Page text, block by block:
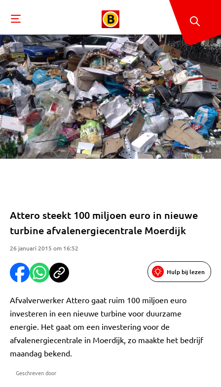
Attero steekt 100 miljoen euro in nieuwe
turbine afvalenergiecentrale Moerdijk
26 januari 2015 om 16:52
Hulp bij lezen
Afvalverwerker Attero gaat ruim 100 miljoen euro
investeren in een nieuwe turbine voor duurzame
energie. Het gaat om een investering voor de
afvalenergiecentrale in Moerdijk, zo maakte het bedrijf
maandag bekend.
Geschreven door